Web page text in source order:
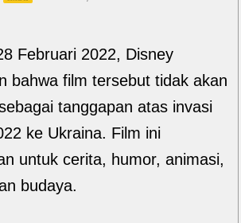
Februari 2022, Disney
bahwa film tersebut tidak akan
tanggapan atas invasi
ke Ukraina. Film ini
untuk cerita, humor, animasi,
budaya.